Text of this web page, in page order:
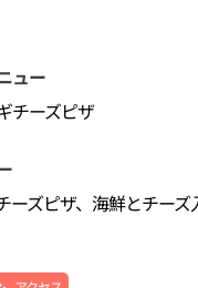
ュー
チーズピザ
ーズピザ、海鮮とチー